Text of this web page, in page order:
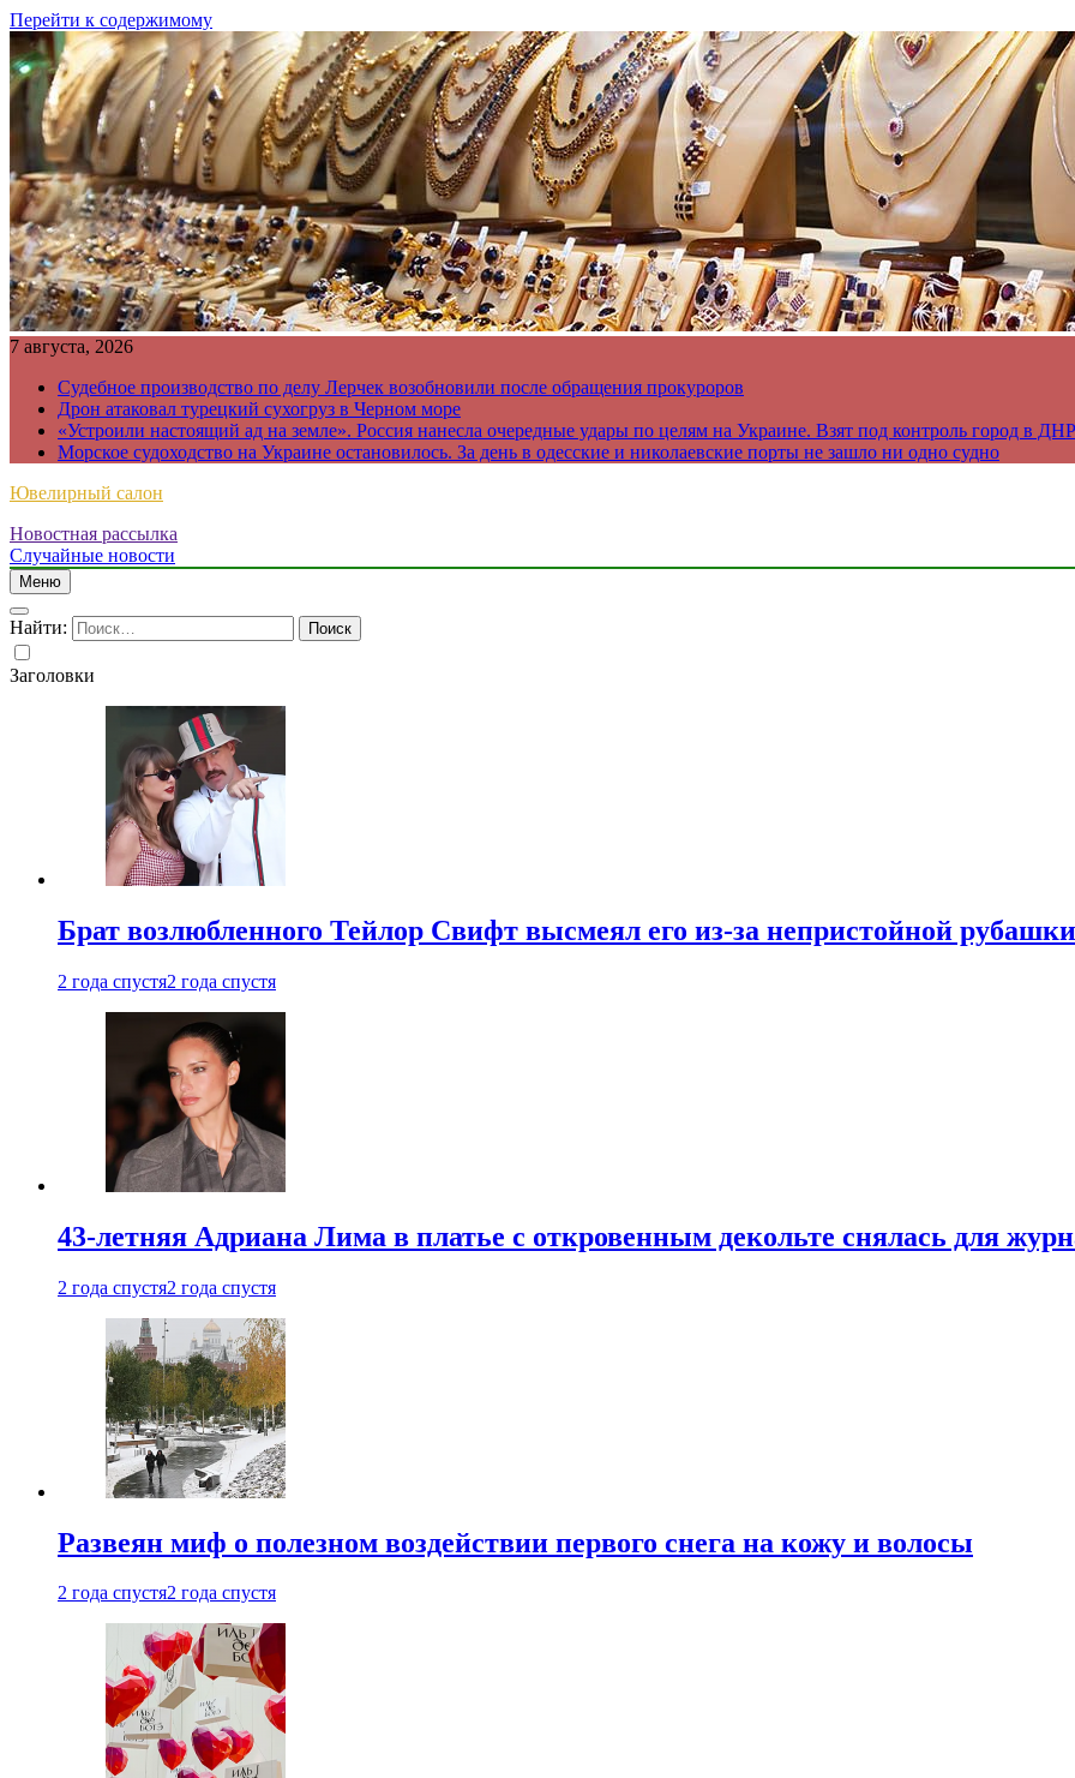
Перейти к содержимому
7 августа, 2026
Судебное производство по делу Лерчек возобновили после обращения прокуроров
Дрон атаковал турецкий сухогруз в Черном море
«Устроили настоящий ад на земле». Россия нанесла очередные удары по целям на Украине. Взят под контроль город в ДНР
Морское судоходство на Украине остановилось. За день в одесские и николаевские порты не зашло ни одно судно
Ювелирный салон
Новостная рассылка
Случайные новости
Меню
Найти:
Заголовки
Брат возлюбленного Тейлор Свифт высмеял его из-за непристойной
2 года спустя2 года спустя
43-летняя Адриана Лима в платье с откровенным декольте снялась для
2 года спустя2 года спустя
Развеян миф о полезном воздействии первого снега на кожу и волосы
2 года спустя2 года спустя